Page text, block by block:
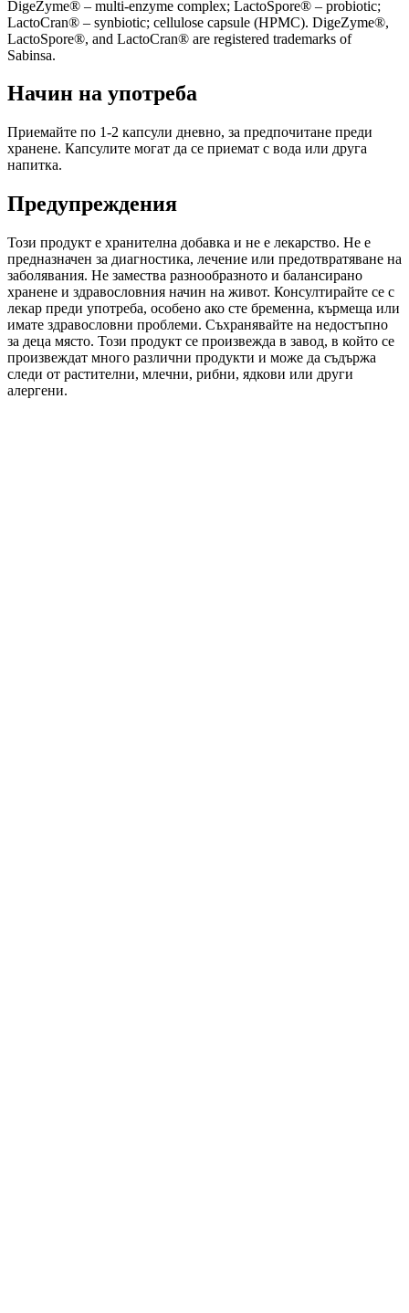
DigeZyme® – multi-enzyme complex; LactoSpore® – probiotic;
LactoCran® – synbiotic; cellulose capsule (HPMC). DigeZyme®,
LactoSpore®, and LactoCran® are registered trademarks of
Sabinsa.
Начин на употреба
Приемайте по 1-2 капсули дневно, за предпочитане преди
хранене. Капсулите могат да се приемат с вода или друга
напитка.
Предупреждения
Този продукт е хранителна добавка и не е лекарство. Не е
предназначен за диагностика, лечение или предотвратяване на
заболявания. Не замества разнообразното и балансирано
хранене и здравословния начин на живот. Консултирайте се с
лекар преди употреба, особено ако сте бременна, кърмеща или
имате здравословни проблеми. Съхранявайте на недостъпно
за деца място. Този продукт се произвежда в завод, в който се
произвеждат много различни продукти и може да съдържа
следи от растителни, млечни, рибни, ядкови или други
алергени.